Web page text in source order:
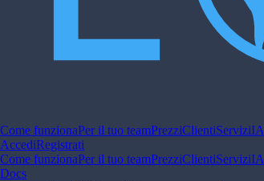
Come funzionaPer il tuo teamPrezziClientiServiziIA
AccediRegistrati
Come funzionaPer il tuo teamPrezziClientiServiziIA
Docs